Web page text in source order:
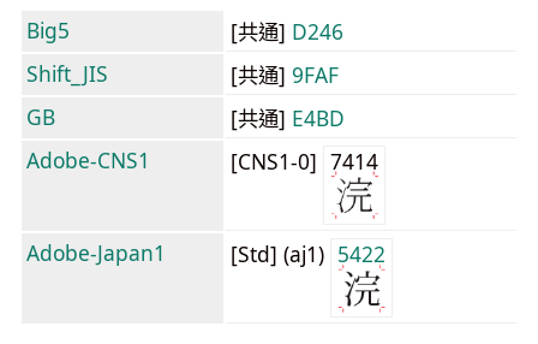
Big5 [共通] D246
Shift_JIS
[共通] 9FAF
GB
[共通] E4BD
Adobe-CNS1
[CNS1-0] 7414
Adobe-Japan1 [Std] (aj1) 5422